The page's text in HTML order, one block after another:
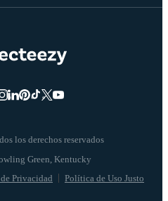
los derechos reservados
Privacidad Política de Uso Justo